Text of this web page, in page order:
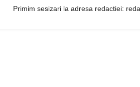
Primim sesizari la adresa redactiei: